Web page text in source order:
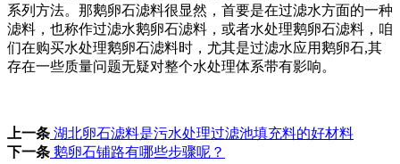
系列方法。那鹅卵石滤料很显然，首要是在过滤水方面的一种
滤料，也称作过滤水鹅卵石滤料，或者水处理鹅卵石滤料，咱
们在购买水处理鹅卵石滤料时，尤其是过滤水应用鹅卵石,其
存在一些质量问题无疑对整个水处理体系带有影响。
上一条 湖北卵石滤料是污水处理过滤池填充料的好材料
下一条 鹅卵石铺路有哪些步骤呢？